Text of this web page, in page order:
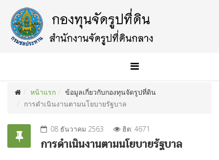
หน้าแรก
ข้อมูลเกี่ยวกับกองทุนจัดรูปที่ดิน
การดำเนินงานตามนโยบายรัฐบาล
08 ธันวาคม 2563 ฮิต: 4671
การดำเนินงานตามนโยบายรัฐบาล